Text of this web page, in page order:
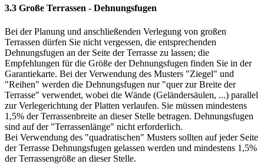
3.3 Große Terrassen - Dehnungsfugen
Bei der Planung und anschließenden Verlegung von großen
Terrassen dürfen Sie nicht vergessen, die entsprechenden
Dehnungsfugen an der Seite der Terrasse zu lassen; die
Empfehlungen für die Größe der Dehnungsfugen finden Sie in der
Garantiekarte. Bei der Verwendung des Musters "Ziegel" und
"Reihen" werden die Dehnungsfugen nur "quer zur Breite der
Terrasse" verwendet, wobei die Wände (Geländersäulen, ...) parallel
zur Verlegerichtung der Platten verlaufen. Sie müssen mindestens
1,5% der Terrassenbreite an dieser Stelle betragen. Dehnungsfugen
sind auf der "Terrassenlänge" nicht erforderlich.
Bei Verwendung des "quadratischen" Musters sollten auf jeder Seite
der Terrasse Dehnungsfugen gelassen werden und mindestens 1,5%
der Terrassengröße an dieser Stelle.